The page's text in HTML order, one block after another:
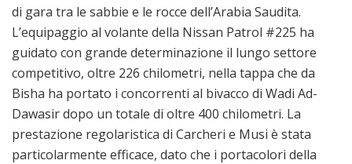
di gara tra le sabbie e le rocce dell’Arabia Saudita.
L’equipaggio al volante della Nissan Patrol #225 ha
guidato con grande determinazione il lungo settore
competitivo, oltre 226 chilometri, nella tappa che da
Bisha ha portato i concorrenti al bivacco di Wadi Ad-
Dawasir dopo un totale di oltre 400 chilometri. La
prestazione regolaristica di Carcheri e Musi è stata
particolarmente efficace, dato che i portacolori della